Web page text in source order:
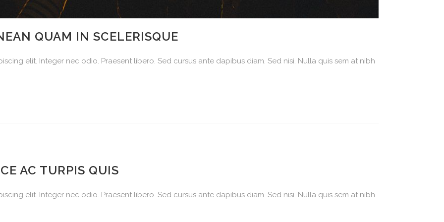
QUAM IN SCELERISQUE
elit. Integer nec odio. Praesent libero. Sed cursus ante dapibus diam. Sed nisi. Nulla quis sem at nibh
AC TURPIS QUIS
elit. Integer nec odio. Praesent libero. Sed cursus ante dapibus diam. Sed nisi. Nulla quis sem at nibh